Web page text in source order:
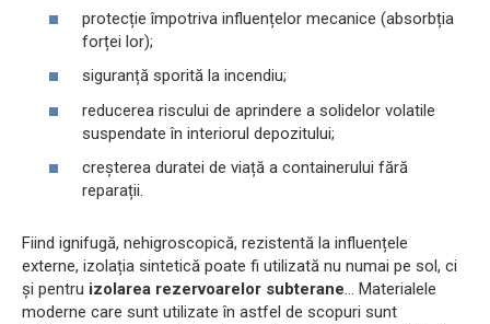
protecție împotriva influențelor mecanice (absorbția
forței lor);
siguranță sporită la incendiu;
reducerea riscului de aprindere a solidelor volatile
suspendate în interiorul depozitului;
creșterea duratei de viață a containerului fără
reparații.
Fiind ignifugă, nehigroscopică, rezistentă la influențele
externe, izolația sintetică poate fi utilizată nu numai pe sol, ci
și pentru izolarea rezervoarelor subterane... Materialele
moderne care sunt utilizate în astfel de scopuri sunt